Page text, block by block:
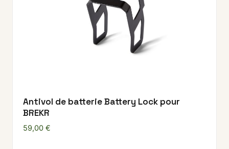
Antivol de batterie Battery Lock pour
BREKR
59,00 €